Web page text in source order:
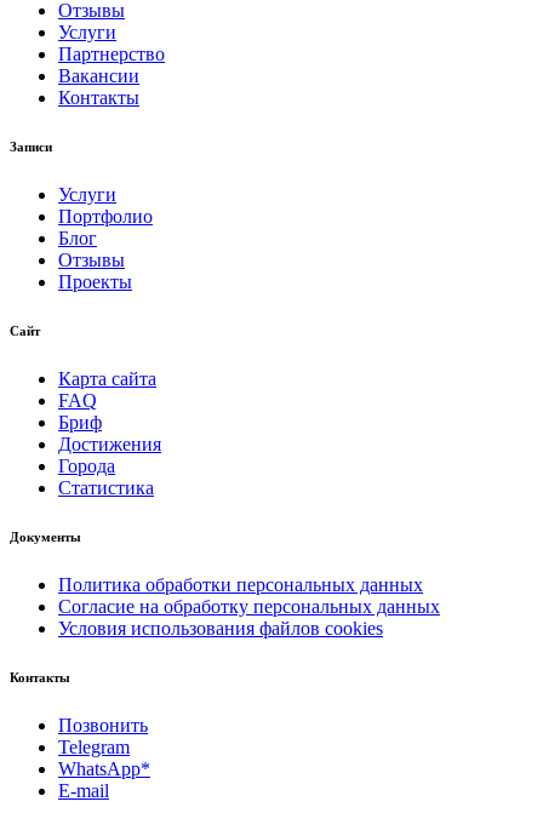
Отзывы
Услуги
Партнерство
Вакансии
Контакты
Записи
Услуги
Портфолио
Блог
Отзывы
Проекты
Сайт
Карта сайта
FAQ
Бриф
Достижения
Города
Статистика
Документы
Политика обработки персональных данных
Согласие на обработку персональных данных
Условия использования файлов cookies
Контакты
Позвонить
Telegram
WhatsApp*
E-mail